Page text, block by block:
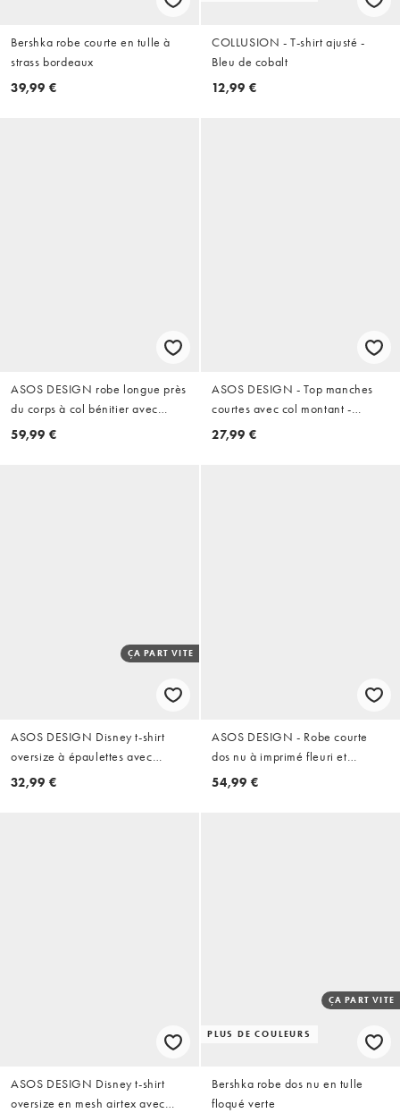
Bershka robe courte en tulle à
strass bordeaux
39,99 €
COLLUSION - T-shirt ajusté -
Bleu de cobalt
12,99 €
ASOS DESIGN robe longue près
du corps à col bénitier avec
détail floral au col en terracotta
59,99 €
ASOS DESIGN - Top manches
courtes avec col montant -
Chocolat
27,99 €
ÇA PART VITE
ASOS DESIGN Disney t-shirt
oversize à épaulettes avec
imprimé varsity Mickey Mouse
32,99 €
ASOS DESIGN - Robe courte
dos nu à imprimé fleuri et
franges - Noir
54,99 €
ASOS DESIGN Disney t-shirt
oversize en mesh airtex avec
PLUS DE COULEURS
ÇA PART VITE
Bershka robe dos nu en tulle
floqué verte